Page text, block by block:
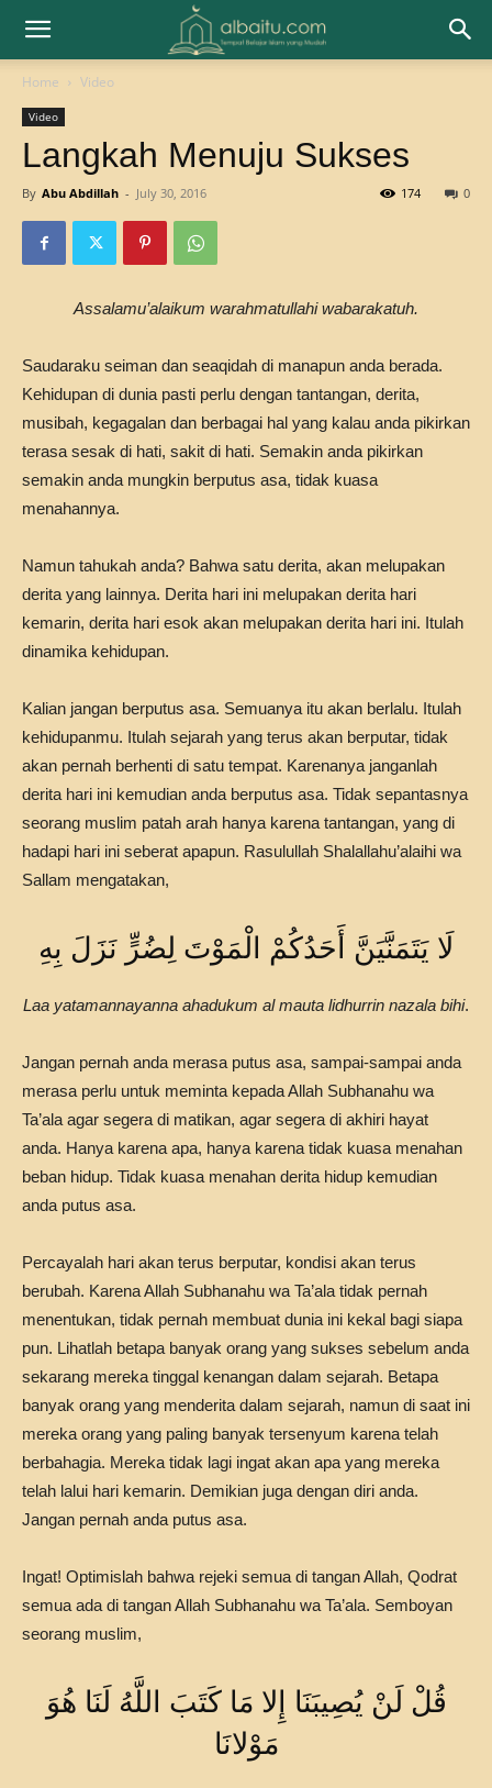
Home Video
Video
Langkah Menuju Sukses
By Abu Abdillah - July 30, 2016 0
174
Assalamu’alaikum warahmatullahi wabarakatuh.
Saudaraku seiman dan seaqidah di manapun anda berada.
Kehidupan di dunia pasti perlu dengan tantangan, derita,
musibah, kegagalan dan berbagai hal yang kalau anda pikirkan
terasa sesak di hati, sakit di hati. Semakin anda pikirkan
semakin anda mungkin berputus asa, tidak kuasa
menahannya.
Namun tahukah anda? Bahwa satu derita, akan melupakan
derita yang lainnya. Derita hari ini melupakan derita hari
kemarin, derita hari esok akan melupakan derita hari ini. Itulah
dinamika kehidupan.
Kalian jangan berputus asa. Semuanya itu akan berlalu. Itulah
kehidupanmu. Itulah sejarah yang terus akan berputar, tidak
akan pernah berhenti di satu tempat. Karenanya janganlah
derita hari ini kemudian anda berputus asa. Tidak sepantasnya
seorang muslim patah arah hanya karena tantangan, yang di
hadapi hari ini seberat apapun. Rasulullah Shalallahu’alaihi wa
Sallam mengatakan,
لَا يَتَمَنَّيَنَّ أَحَدُكُمْ الْمَوْتَ لِضُرٍّ نَزَلَ بِهِ
Laa yatamannayanna ahadukum al mauta lidhurrin nazala bihi.
Jangan pernah anda merasa putus asa, sampai-sampai anda
merasa perlu untuk meminta kepada Allah Subhanahu wa
Ta’ala agar segera di matikan, agar segera di akhiri hayat
anda. Hanya karena apa, hanya karena tidak kuasa menahan
beban hidup. Tidak kuasa menahan derita hidup kemudian
anda putus asa.
Percayalah hari akan terus berputar, kondisi akan terus
berubah. Karena Allah Subhanahu wa Ta’ala tidak pernah
menentukan, tidak pernah membuat dunia ini kekal bagi siapa
pun. Lihatlah betapa banyak orang yang sukses sebelum anda
sekarang mereka tinggal kenangan dalam sejarah. Betapa
banyak orang yang menderita dalam sejarah, namun di saat ini
mereka orang yang paling banyak tersenyum karena telah
berbahagia. Mereka tidak lagi ingat akan apa yang mereka
telah lalui hari kemarin. Demikian juga dengan diri anda.
Jangan pernah anda putus asa.
Ingat! Optimislah bahwa rejeki semua di tangan Allah, Qodrat
semua ada di tangan Allah Subhanahu wa Ta’ala. Semboyan
seorang muslim,
قُلْ لَنْ يُصِيبَنَا إِلا مَا كَتَبَ اللَّهُ لَنَا هُوَ
مَوْلانَا